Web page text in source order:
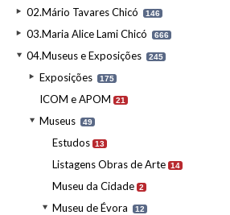
02.Mário Tavares Chicó 146
03.Maria Alice Lami Chicó 666
04.Museus e Exposições 245
Exposições 175
ICOM e APOM 21
Museus 49
Estudos 13
Listagens Obras de Arte 14
Museu da Cidade 2
Museu de Évora 12